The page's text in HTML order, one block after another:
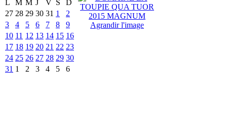
L
M M J V S
D
27 28 29 30 31 1
2
3
4 5 6 7 8
9
10 11 12 13 14 15 16
17 18 19 20 21 22 23
24 25 26 27 28 29 30
31 1 2 3 4 5 6
Agrandir l'image